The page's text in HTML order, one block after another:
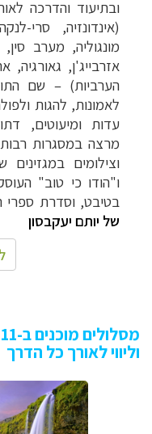
ובתיעוד והדרכה
(אינדונזיה, סרי-
מונגוליה, מערב
אזרבייג'ן, גאורגיה,
הערביות) – שם
לאמונות, להגות
עדות ומיעוטים,
מרצה במסגרות
וצילומים
ו"הודו כי טוב"
בטיבט, וסדרת ספרי
של יותם יעקבסון
וליווי לאורך כל הדרך